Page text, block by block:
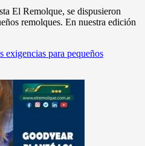
El Remolque, se dispusieron
remolques. En nuestra edición
exigencias para pequeños